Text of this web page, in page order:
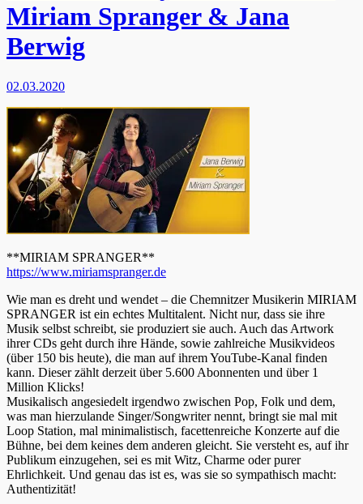
Miriam Spranger & Jana
Berwig
02.03.2020
**MIRIAM SPRANGER**
https://www.miriamspranger.de
Wie man es dreht und wendet – die Chemnitzer Musikerin MIRIAM
SPRANGER ist ein echtes Multitalent. Nicht nur, dass sie ihre
Musik selbst schreibt, sie produziert sie auch. Auch das Artwork
ihrer CDs geht durch ihre Hände, sowie zahlreiche Musikvideos
(über 150 bis heute), die man auf ihrem YouTube-Kanal finden
kann. Dieser zählt derzeit über 5.600 Abonnenten und über 1
Million Klicks!
Musikalisch angesiedelt irgendwo zwischen Pop, Folk und dem,
was man hierzulande Singer/Songwriter nennt, bringt sie mal mit
Loop Station, mal minimalistisch, facettenreiche Konzerte auf die
Bühne, bei dem keines dem anderen gleicht. Sie versteht es, auf ihr
Publikum einzugehen, sei es mit Witz, Charme oder purer
Ehrlichkeit. Und genau das ist es, was sie so sympathisch macht:
Authentizität!